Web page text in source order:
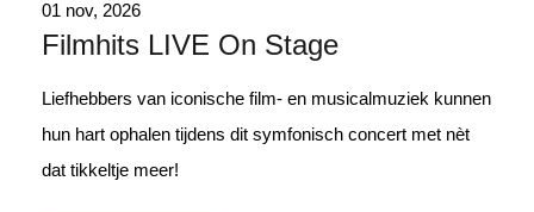
01 nov, 2026
Filmhits LIVE On Stage
Liefhebbers van iconische film- en musicalmuziek kunnen
hun hart ophalen tijdens dit symfonisch concert met nèt
dat tikkeltje meer!